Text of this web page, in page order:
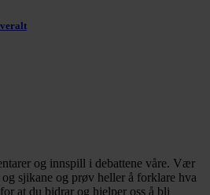
og innspill i debattene våre. Vær
sjikane og prøv heller å forklare hva
at du bidrar og hjelper oss å bli